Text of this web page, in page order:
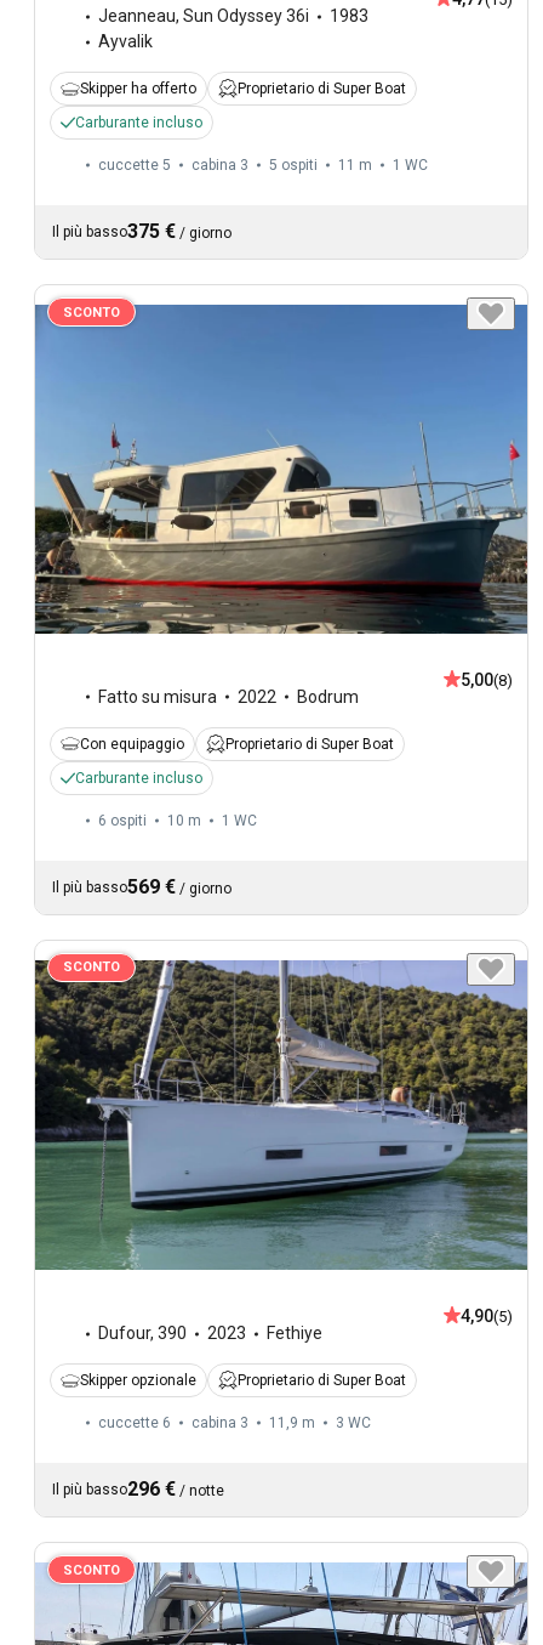
Jeanneau, Sun Odyssey 36i
1983
Ayvalik
Skipper ha offerto
Proprietario di Super Boat
Carburante incluso
cuccette 5 cabina 3 5 ospiti 11 m 1 WC
Il più basso375 € / giorno
SCONTO
Fatto su misura 2022 Bodrum
5,00(8)
Con equipaggio
Proprietario di Super Boat
Carburante incluso
6 ospiti 10 m 1 WC
Il più basso569 € / giorno
SCONTO
Dufour, 390 2023 Fethiye
4,90(5)
Skipper opzionale Proprietario di Super Boat
cuccette 6 cabina 3 11,9 m 3 WC
Il più basso296 € / notte
SCONTO